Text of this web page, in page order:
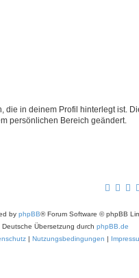
die in deinem Profil hinterlegt ist.
persönlichen Bereich geändert.
by phpBB® Forum Software © phpBB
Deutsche Übersetzung durch phpBB.de
| Nutzungsbedingungen |